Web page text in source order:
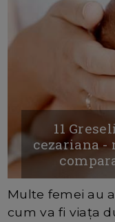
11
cezariana
Multe femei au
cum va fi viața